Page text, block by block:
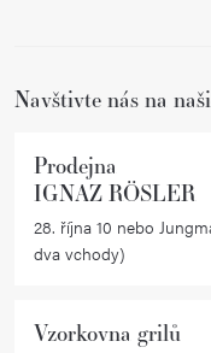
Navštivte nás na
Prodejna
IGNAZ RÖSLER
28. října 10 nebo
dva vchody)
Vzorkovna grilů